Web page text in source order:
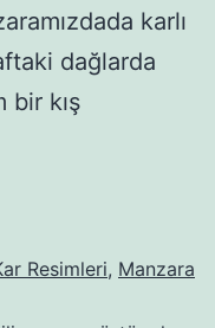
karlı
dağlarda
bir kış
Resimleri, Manzara